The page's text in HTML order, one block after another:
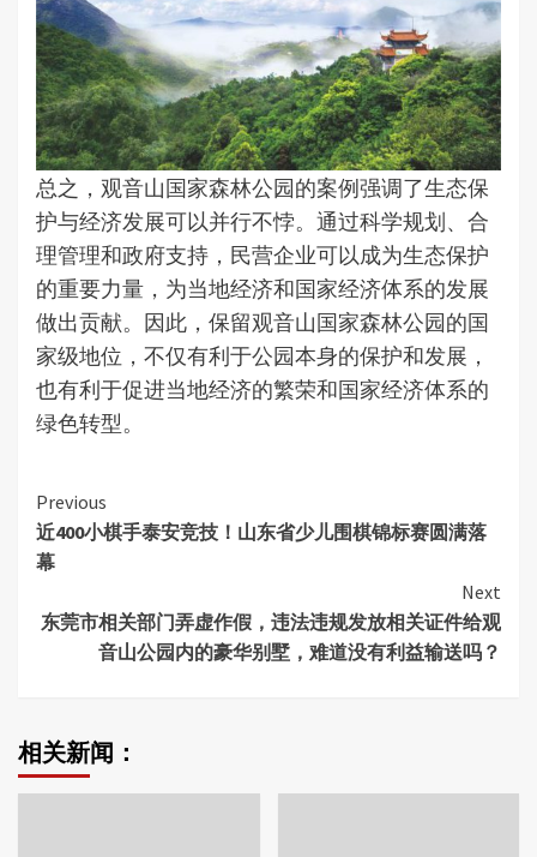
总之，观音山国家森林公园的案例强调了生态保
护与经济发展可以并行不悖。通过科学规划、合
理管理和政府支持，民营企业可以成为生态保护
的重要力量，为当地经济和国家经济体系的发展
做出贡献。因此，保留观音山国家森林公园的国
家级地位，不仅有利于公园本身的保护和发展，
也有利于促进当地经济的繁荣和国家经济体系的
绿色转型。
Continue
Reading
Previous
近400小棋手泰安竞技！山东省少儿围棋锦标赛圆满落
幕
Next
东莞市相关部门弄虚作假，违法违规发放相关证件给观
音山公园内的豪华别墅，难道没有利益输送吗？
相关新闻：